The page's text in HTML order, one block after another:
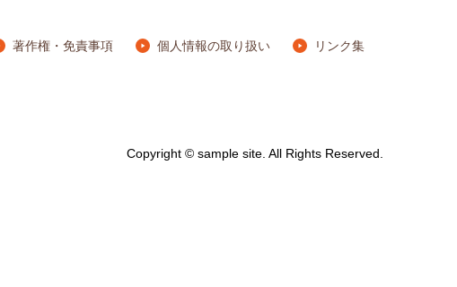
著作権・免責事項 個人情報の取り扱い リンク集
Copyright © sample site. All Rights Reserved.